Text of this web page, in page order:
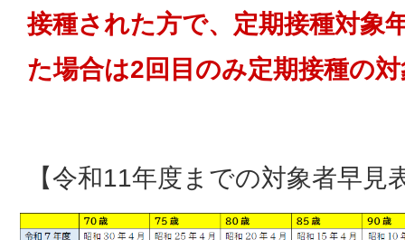
接種された方で、定期接種対象
た場合は2回目のみ定期接種の
【令和11年度までの対象者早見